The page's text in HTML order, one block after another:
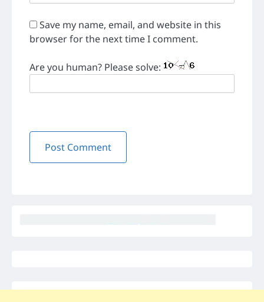
Save my name, email, and website in this
browser for the next time I comment.
Are you human? Please solve: